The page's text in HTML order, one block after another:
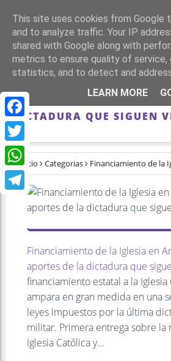
Facebook
Twitter
WhatsApp
Telegram
FINANCIAMIENTO DE LA
ARGENTINA: LOS APORTES
DICTADURA QUE SIGUEN
Inicio Categorias Financiamiento de la Iglesia en Argentina:
Financiamiento de la Iglesia en
aportes de la dictadura que
financiamiento estatal a la Iglesia
ampara en gran medida en una
leyes impuestos por la última
militar. Primera entrega sobre la
Iglesia Católica y...
This site uses cookies from Google
and to analyze traffic. Your IP
shared with Google along with
metrics to ensure quality of service,
statistics, and to detect and
LEARN MORE